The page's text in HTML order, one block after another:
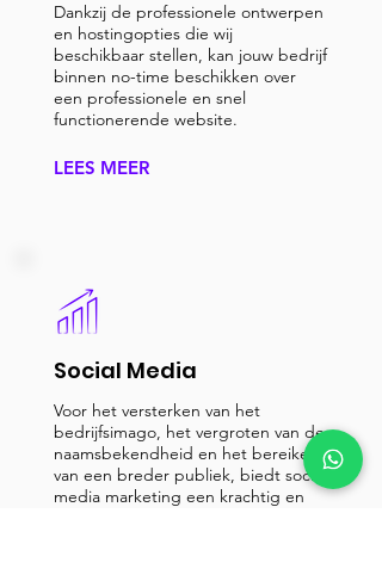
Dankzij de professionele ontwerpen
en hostingopties die wij
beschikbaar stellen, kan jouw bedrijf
binnen no-time beschikken over
een professionele en snel
functionerende website.
LEES MEER
Social Media
Voor het versterken van het
bedrijfsimago, het vergroten van de
naamsbekendheid en het bereiken
van een breder publiek, biedt social
media marketing een krachtig en